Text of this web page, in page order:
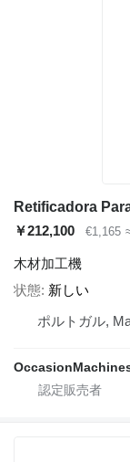
Retificadora
￥212,100
€1,165
木材加工機
状態 新しい
ポルトガル,